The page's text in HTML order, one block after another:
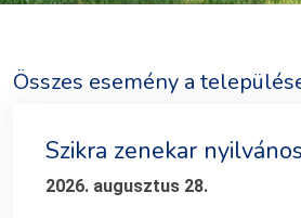
Összes esemény a
Szikra zenekar
2026. augusztus 28.